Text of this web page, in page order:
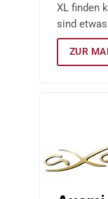
XL finden
sind
ZUR